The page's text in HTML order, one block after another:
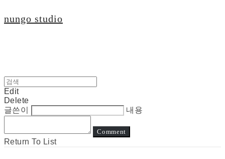
nungo studio
Edit
Delete
글쓴이
내용
Comment
Return To List